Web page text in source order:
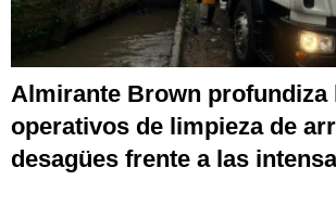
Almirante Brown profundiza
operativos de limpieza de
desagües frente a las